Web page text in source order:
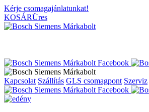
Kérje csomagajánlatunkat!
KOSÁRÜres
Kapcsolat Szállítás GLS csomagpont Szerviz